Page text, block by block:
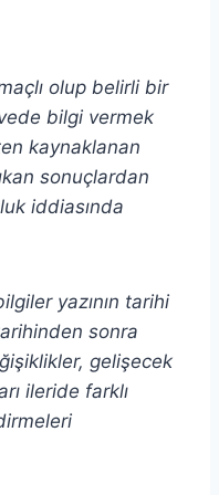
olup belirli bir
bilgi vermek
kaynaklanan
sonuçlardan
iddiasında
yazının tarihi
sonra
gelişecek
ileride farklı